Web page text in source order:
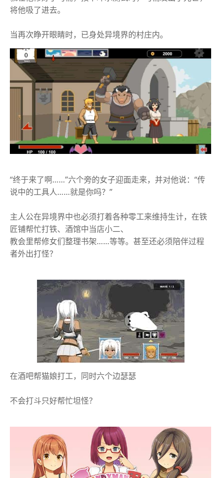
将他吸了进去。
当再次睁开眼睛时，已身处异境界的村庄内。
“终于来了啊……”六个旁的女子迎面走来，并对他说：“传
说中的工具人……就是你吗？”
主人公在异境界中也必须打着各种零工来维持生计，在铁
匠铺帮忙打铁、酒馆中当店小二、
教会里帮修女们整理书架……等等。甚至还必须陪伴过程
者外出打怪？
在酒吧帮猫娘打工，同时六个边瑟瑟
不会打斗只好帮忙坦怪？